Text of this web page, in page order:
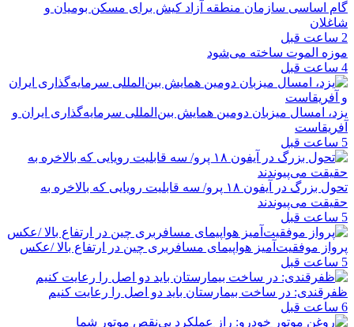
گام اساسی سازمان منطقه آزاد کیش برای مسکن بومیان و
شاغلان
2 ساعت قبل
موزه الموت ساخته می‌شود
4 ساعت قبل
یزد، امسال میزبان دومین همایش بین‌المللی سرمایه‌گذاری ایران و
آفریقاست
5 ساعت قبل
تحول بزرگ در آیفون ۱۸ پرو/ سه قابلیت رویایی که بالاخره به
حقیقت می‌پیوندند
5 ساعت قبل
پرواز موفقیت‌آمیز هواپیمای مسافربری چین در ارتفاع بالا /عکس
5 ساعت قبل
ظفرقندی: در ساخت بیمارستان باید دو اصل را رعایت کنیم
6 ساعت قبل